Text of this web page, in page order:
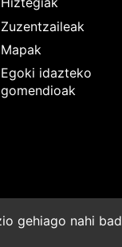
Zuzentzaileak
Mapak
Egoki idazteko
gomendioak
gehiago nahi